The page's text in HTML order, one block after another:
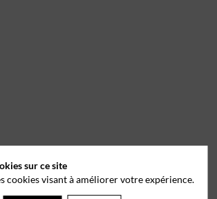
sur ce site
cookies visant à améliorer votre expérience.